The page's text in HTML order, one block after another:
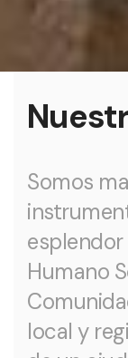
Somos
Humano
local y